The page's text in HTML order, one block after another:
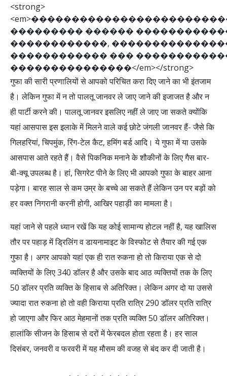
<strong>
<em>������������������������
��������� ������ �����������
������������, ��������������
������������ ��� �����������
���������������</em></strong>
गुफा की सारी प्रणालियों से आपको परिचित करा दिए जाने का भी इंतजाम
है। लेकिन गुफा में न तो पालतू जानवर ले जाए जाने की इजाजत है और न
ही पार्टी करने की। पालतू जानवर इसलिए नहीं ले जाए जा सकते क्योंकि
यहां आसपास इस इलाके में मिलने वाले कई छोटे जंगली जानवर हैं- जैसे कि
गिलहरियां, चिपमुंक, रिंग-टेल कैट, हमिंग बर्ड आदि। ये गुफा में या उसके
आसपास आते रहते हैं। वैसे पिकनिक मनाने के शौकीनों के लिए गैस बार-
बी-क्यू उपलब्ध है। हां, सिगरेट पीने के लिए भी आपको गुफा के बाहर आना
पड़ेगा। बारह साल से कम उम्र के बच्चे आ सकते हैं लेकिन उन पर बड़ों को
हर वक्त निगरानी करनी होगी, आखिर पहाड़ी का मामला है।
यहां जाने से पहले ध्यान रखें कि यह कोई सामान्य होटल नहीं है, यह खालिस
तौर पर पहाड़ में ड्रिलिंग व डायनामाइट के विस्फोट से तैयार की गई एक
गुफा है। अगर आपको यहां एक ही रात रुकना हो तो किराया एक से दो
व्यक्तियों के लिए 340 डॉलर है और उसके बाद आठ व्यक्तियों तक के लिए
50 डॉलर प्रति व्यक्ति के हिसाब से अतिरिक्त। लेकिन अगर दो या उससे
ज्यादा रात रुकना हो तो वही किराया प्रति रात्रि 290 डॉलर प्रति रात्रि
हो जाएगा और फिर आठ मेहमानों तक प्रति व्यक्ति 50 डॉलर अतिरिक्त।
हालांकि सीजन के हिसाब से दरों में फेरबदल होता रहता है। हर साल
दिसंबर, जनवरी व फरवरी में यह मौसम की वजह से बंद कर दी जाती है।